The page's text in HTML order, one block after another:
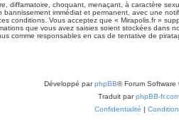
diffamatoire, choquant, menaçant, à caractère
immédiat et permanent, avec une
conditions. Vous acceptez que « Mirapolis.fr »
que vous avez saisies soient stockées
comme responsables en cas de tentative de
Développé parphpBB® Forum Software
Traduit parphpBB-fr.com
Confidentialité |